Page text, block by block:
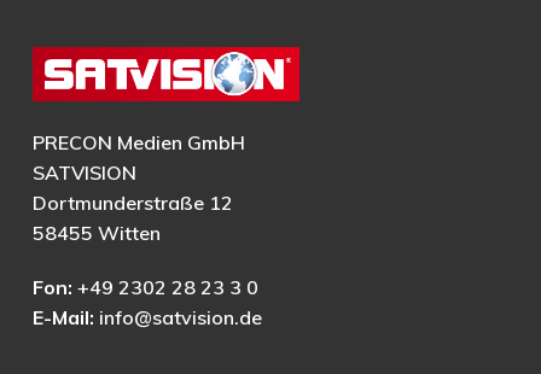
PRECON Medien GmbH
SATVISION
Dortmunderstraße 12
58455 Witten
Fon: +49 2302 28 23 3 0
E-Mail: info@satvision.de